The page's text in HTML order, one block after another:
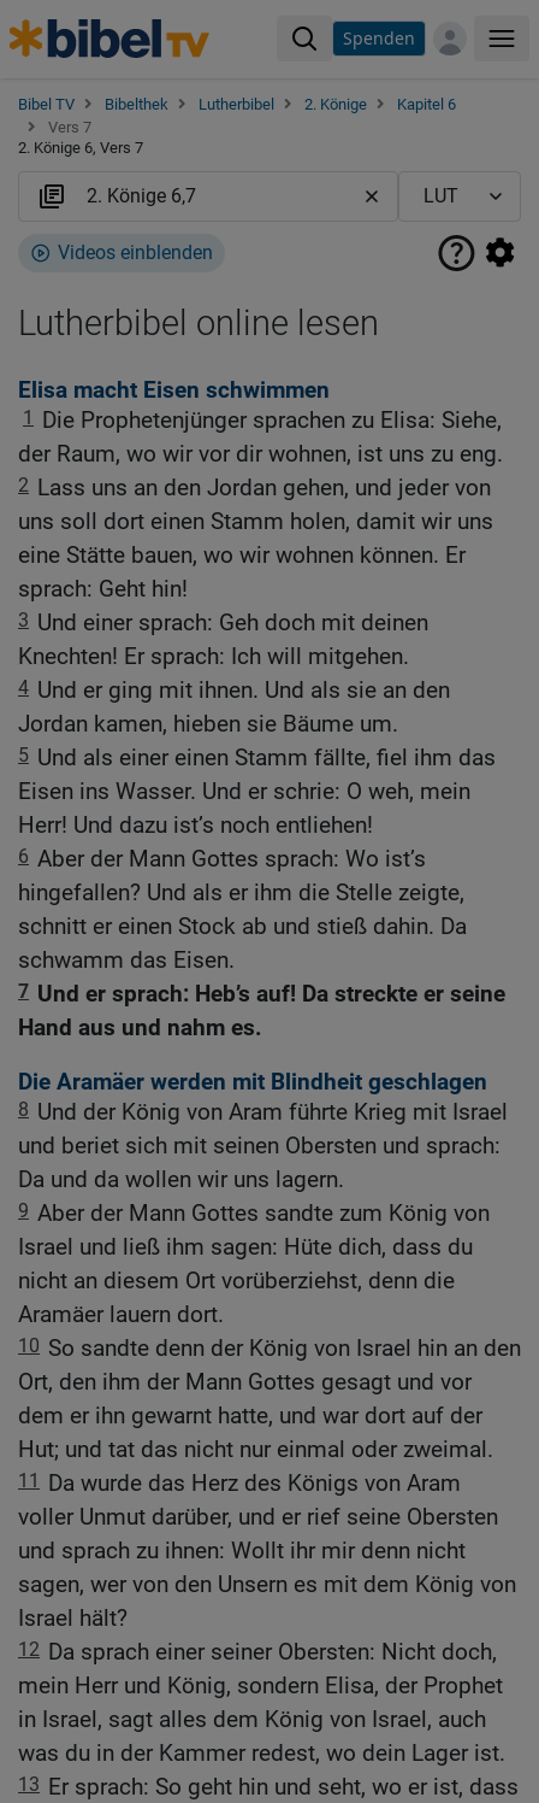
Spenden
Bibel TV Bibelthek Lutherbibel 2. Könige
Kapitel 6
Vers 7
2. Könige 6, Vers 7
Videos einblenden
Lutherbibel online lesen
Elisa macht Eisen schwimmen
1
Die Prophetenjünger sprachen zu Elisa: Siehe,
der Raum, wo wir vor dir wohnen, ist uns zu eng.
2 Lass uns an den Jordan gehen, und jeder von
uns soll dort einen Stamm holen, damit wir uns
eine Stätte bauen, wo wir wohnen können. Er
sprach: Geht hin!
3 Und einer sprach: Geh doch mit deinen
Knechten! Er sprach: Ich will mitgehen.
4 Und er ging mit ihnen. Und als sie an den
Jordan kamen, hieben sie Bäume um.
5 Und als einer einen Stamm fällte, fiel ihm das
Eisen ins Wasser. Und er schrie: O weh, mein
Herr! Und dazu ist’s noch entliehen!
6 Aber der Mann Gottes sprach: Wo ist’s
hingefallen? Und als er ihm die Stelle zeigte,
schnitt er einen Stock ab und stieß dahin. Da
schwamm das Eisen.
7 Und er sprach: Heb’s auf! Da streckte er seine
Hand aus und nahm es.
Die Aramäer werden mit Blindheit geschlagen
8 Und der König von Aram führte Krieg mit Israel
und beriet sich mit seinen Obersten und sprach:
Da und da wollen wir uns lagern.
9 Aber der Mann Gottes sandte zum König von
Israel und ließ ihm sagen: Hüte dich, dass du
nicht an diesem Ort vorüberziehst, denn die
Aramäer lauern dort.
10 So sandte denn der König von Israel hin an den
Ort, den ihm der Mann Gottes gesagt und vor
dem er ihn gewarnt hatte, und war dort auf der
Hut; und tat das nicht nur einmal oder zweimal.
11
Da wurde das Herz des Königs von Aram
voller Unmut darüber, und er rief seine Obersten
und sprach zu ihnen: Wollt ihr mir denn nicht
sagen, wer von den Unsern es mit dem König von
Israel hält?
12 Da sprach einer seiner Obersten: Nicht doch,
mein Herr und König, sondern Elisa, der Prophet
in Israel, sagt alles dem König von Israel, auch
was du in der Kammer redest, wo dein Lager ist.
13 Er sprach: So geht hin und seht, wo er ist, dass